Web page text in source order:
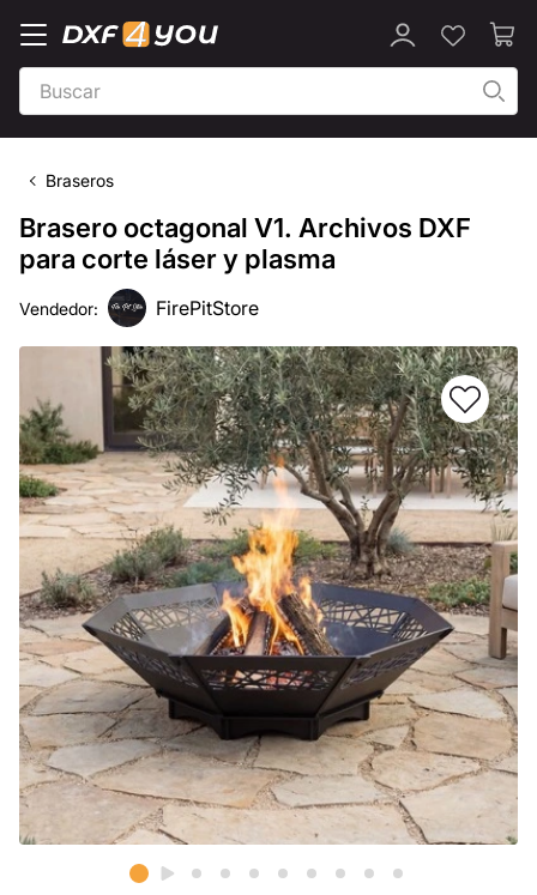
Braseros
Brasero octagonal V1. Archivos DXF
para corte láser y plasma
Vendedor: FirePitStore